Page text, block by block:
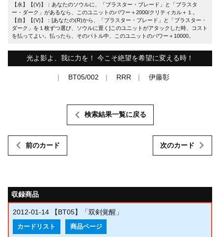
【永】【(V)】：あなたのソウルに、「ブラスター・ブレード」と「ブラスタ
ー・ダーク」があるなら、このユニットのパワー＋2000/クリティカル＋１。
【自】【(V)】：[あなたの(R)から、「ブラスター・ブレード」と「ブラスター・
ダーク」を１枚ずつ選び、ソウルに置く]このユニットがアタックした時、コスト
を払ってよい。払ったら、そのバトル中、このユニットのパワー＋10000。
光よ影よ、我に力を！ 今こそ絶望を希望に変える時！
BT05/002 RRR 伊藤彰
前のカード
検索結果一覧に戻る
次のカード
収録商品
2012-01-14 【BT05】「双剣覚醒」
カードリスト 商品ページ